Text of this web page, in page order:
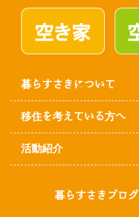
暮らすさきについて
移住を考えている方へ
活動紹介
暮らすさきブログ